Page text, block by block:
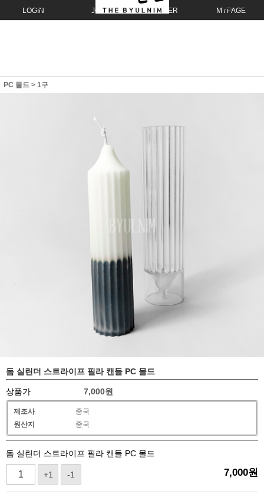
LOGIN JOIN ORDER MYPAGE
PC 몰드 > 1구
돔 실린더 스트라이프 필라 캔들 PC 몰드
상품가 7,000원
제조사
중국
원산지
중국
돔 실린더 스트라이프 필라 캔들 PC 몰드
+1 -1 7,000원